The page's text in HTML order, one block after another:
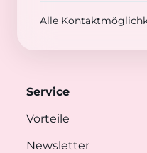
Alle
Service
Vorteile
Newsletter